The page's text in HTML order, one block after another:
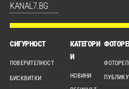
KANAL7.BG
СИГУРНОСТ
ПОВЕРИТЕЛНОСТ
БИСКВИТКИ
КАТЕГОРИ
И
НОВИНИ